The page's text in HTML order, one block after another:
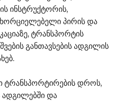
ინსტრუქტორის,
პირის და
ტრანსპორტის
განთავსების ადგილის
ტრანსპორტირების დროს,
ადგილებში და